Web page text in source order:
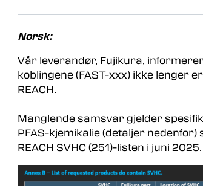
Norsk:
Vår leverandør, Fujikura,
koblingene (FAST-xxx) ikke lenger
REACH.
Manglende samsvar gjelder
PFAS-kjemikalie (detaljer nedenfor)
REACH SVHC (251)-listen i juni 2025.